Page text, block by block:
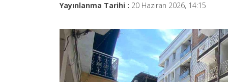
Yayınlanma Tarihi : 20 Haziran 2026, 14:15